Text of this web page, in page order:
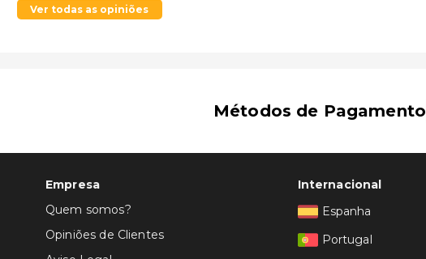
Ver todas as opiniões
Métodos de Pagamento
Empresa
Quem somos?
Opiniões de Clientes
Internacional
Espanha
Portugal